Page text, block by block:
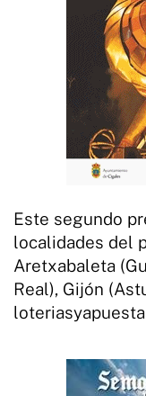
Este segundo
localidades del
Aretxabaleta
Real), Gijón